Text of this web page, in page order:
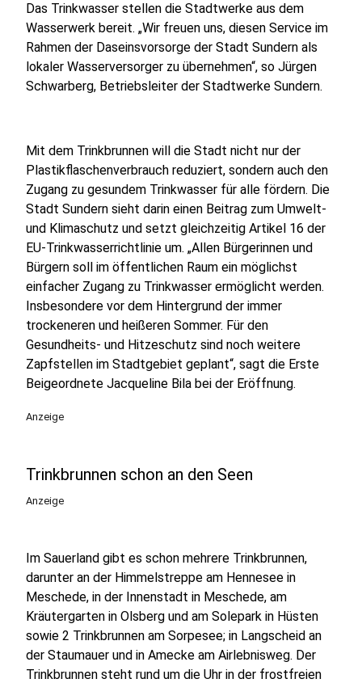
Das Trinkwasser stellen die Stadtwerke aus dem
Wasserwerk bereit. „Wir freuen uns, diesen Service im
Rahmen der Daseinsvorsorge der Stadt Sundern als
lokaler Wasserversorger zu übernehmen“, so Jürgen
Schwarberg, Betriebsleiter der Stadtwerke Sundern.
Mit dem Trinkbrunnen will die Stadt nicht nur der
Plastikflaschenverbrauch reduziert, sondern auch den
Zugang zu gesundem Trinkwasser für alle fördern. Die
Stadt Sundern sieht darin einen Beitrag zum Umwelt-
und Klimaschutz und setzt gleichzeitig Artikel 16 der
EU-Trinkwasserrichtlinie um. „Allen Bürgerinnen und
Bürgern soll im öffentlichen Raum ein möglichst
einfacher Zugang zu Trinkwasser ermöglicht werden.
Insbesondere vor dem Hintergrund der immer
trockeneren und heißeren Sommer. Für den
Gesundheits- und Hitzeschutz sind noch weitere
Zapfstellen im Stadtgebiet geplant“, sagt die Erste
Beigeordnete Jacqueline Bila bei der Eröffnung.
Anzeige
Trinkbrunnen schon an den Seen
Anzeige
Im Sauerland gibt es schon mehrere Trinkbrunnen,
darunter an der Himmelstreppe am Hennesee in
Meschede, in der Innenstadt in Meschede, am
Kräutergarten in Olsberg und am Solepark in Hüsten
sowie 2 Trinkbrunnen am Sorpesee; in Langscheid an
der Staumauer und in Amecke am Airlebnisweg. Der
Trinkbrunnen steht rund um die Uhr in der frostfreien